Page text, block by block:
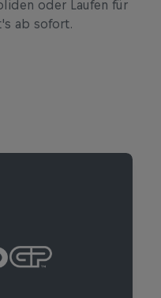
oder Laufen für
ab sofort.